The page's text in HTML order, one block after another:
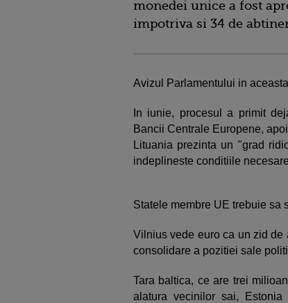
monedei unice a fost
impotriva si 34 de
Avizul Parlamentului in
In iunie, procesul a primit
Bancii Centrale Europene,
Lituania prezinta un "grad
indeplineste conditiile
Statele membre UE trebuie sa
Vilnius vede euro ca un zid de
consolidare a pozitiei sale
Tara baltica, ce are trei
alatura vecinilor sai,